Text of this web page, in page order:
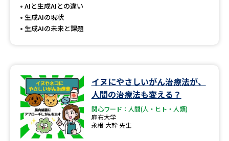
AIと生成AIとの違い
生成AIの現状
生成AIの未来と課題
イヌにやさしいがん治療法が、
人間の治療法も変える？
関心ワード：人間(人・ヒト・人類)
麻布大学
永根 大幹 先生